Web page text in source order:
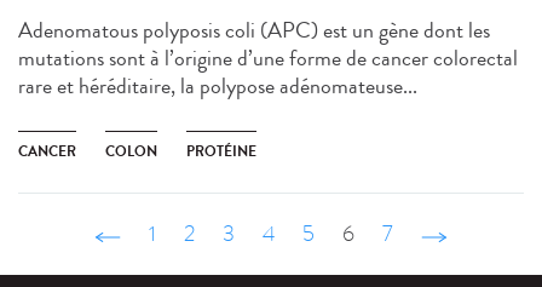
Adenomatous polyposis coli (APC) est un gène dont les
mutations sont à l’origine d’une forme de cancer colorectal
rare et héréditaire, la polypose adénomateuse...
CANCER COLON PROTÉINE
‹ précédent
1 2 3 4 5 6 7 suivant ›